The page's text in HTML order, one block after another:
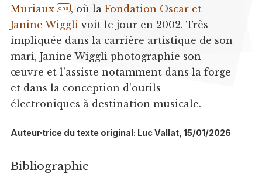
Muriaux
dhs , où la Fondation Oscar et
Janine Wigglivoit le jour en 2002. Très
impliquée dans la carrière artistique de son
mari, Janine Wiggli photographie son
œuvre et l'assiste notamment dans la forge
et dans la conception d'outils
électroniques à destination musicale.
Auteur·trice du texte original: Luc Vallat, 15/01/2026
Bibliographie